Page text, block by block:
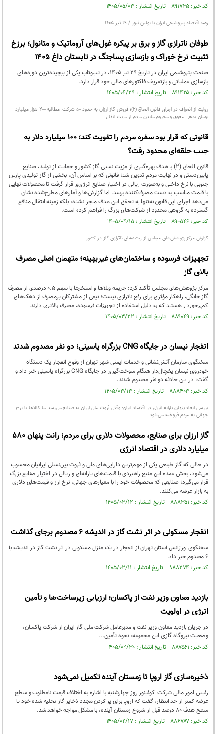
کد خبر: ۸۹۱۷۳۵ تاریخ انتشار : ۱۴۰۵/۰۵/۰۳
رصد اقتصاد پتروشیمی ایران با بولتن نیوز / ۲۹ تیر ۱۴۰۵
طوفان ناترازی گاز و برق بر پیکره غول‌های آروماتیک و متانول؛ برزخ
تثبیت نرخ خوراک و بازسازی پساجنگ در تابستان داغ ۱۴۰۵
صنعت پتروشیمی ایران در تاریخ ۲۹ تیر ۱۴۰۵، در تب‌وتاب یکی از پیچیده‌ترین دوره‌های
بازسازی عملیاتی و بازتعریف فاکتورهای مالی خود قرار دارد.
کد خبر: ۸۹۱۴۲۵ تاریخ انتشار : ۱۴۰۵/۰۴/۲۹
روایت از انحراف در اجرای قانون الحاق (۲)؛ فروش گاز ارزان به حدود ۵۰ شرکت، مطالبه ۲۰۰ هزار میلیارد
تومان بدهی معوق و محروم ماندن مردم از مزیت انفال
قانونی که قرار بود سفره مردم را تقویت کند؛ ۱۰۰ میلیارد دلار به
جیب حلقه‌ای محدود رفت؟
قانون الحاق (۲) با هدف بهره‌گیری از مزیت نسبی گاز کشور و حمایت از تولید، صنایع
پایین‌دستی و در نهایت مردم تدوین شد؛ قانونی که بر اساس آن، بخشی از گاز تولیدی پارس
جنوبی با نرخ داخلی و به‌صورت ریالی در اختیار صنایع انرژی‌بر قرار گرفت تا محصولات نهایی
با قیمت مناسب به دست مصرف‌کننده برسد. اما گزارش‌ها و آمارهای مطرح‌شده نشان
می‌دهد اجرای این قانون نه‌تنها به تحقق این هدف منجر نشده، بلکه زمینه انتقال منافع
گسترده به گروهی محدود از شرکت‌های بزرگ را فراهم کرده است.
کد خبر: ۸۹۰۵۴۶ تاریخ انتشار : ۱۴۰۵/۰۴/۱۵
گزارش مرکز پژوهش‌های مجلس از ریشه‌های ناترازی گاز در کشور
تجهیزات فرسوده و ساختمان‌های غیربهینه؛ متهمان اصلی مصرف
بالای گاز
مرکز پژوهش‌های مجلس تأکید کرد: جریمه ویلاها و استخرها با سهم ۰.۵ درصدی از مصرف
گاز خانگی، راهکار مؤثری برای رفع ناترازی نیست؛ نیمی از مشترکان پرمصرف از دهک‌های
کم‌برخوردار هستند که به دلیل استفاده از تجهیزات فرسوده، مصرف بالاتری دارند.
کد خبر: ۸۸۹۰۴۹ تاریخ انتشار : ۱۴۰۵/۰۳/۲۲
انفجار نیسان در جایگاه CNG بزرگراه یاسینی؛ دو نفر مصدوم شدند
سخنگوی سازمان آتش‌نشانی و خدمات ایمنی شهر تهران از وقوع انفجار یک دستگاه
خودروی نیسان یخچال‌دار هنگام سوخت‌گیری در جایگاه CNG بزرگراه یاسینی خبر داد و
گفت: در این حادثه دو نفر مصدوم شدند.
کد خبر: ۸۸۸۴۰۳ تاریخ انتشار : ۱۴۰۵/۰۳/۱۳
بررسی ابعاد پنهان یارانه انرژی در اقتصاد ایران؛ وقتی ثروت ملی ارزان به صنایع می‌رسد اما کالاها با نرخ
جهانی به مردم فروخته می‌شود
گاز ارزان برای صنایع، محصولات دلاری برای مردم؛ رانت پنهان ۵۸۰
میلیارد دلاری در اقتصاد انرژی
در حالی که گاز طبیعی یکی از مهم‌ترین دارایی‌های ملی و ثروت بین‌نسلی ایرانیان محسوب
می‌شود، بخش عمده این منبع راهبردی با قیمت‌های یارانه‌ای و ریالی در اختیار صنایع بزرگ
قرار می‌گیرد؛ صنایعی که محصولات خود را با معیارهای جهانی، نرخ ارز و قیمت‌های دلاری
به بازار عرضه می‌کنند.
کد خبر: ۸۸۸۳۵۱ تاریخ انتشار : ۱۴۰۵/۰۳/۱۲
انفجار مسکونی در اثر نشت گاز در اندیشه ۶ مصدوم برجای گذاشت‌
سخنگوی اورژانس استان تهران از انفجار در یک منزل مسکونی در اثر نشت گاز در اندیشه با
۶ مصدوم خبر داد.
کد خبر: ۸۸۸۲۷۴ تاریخ انتشار : ۱۴۰۵/۰۳/۱۱
بازدید معاون وزیر نفت از پاکسان؛ ارزیابی زیرساخت‌ها و تأمین
انرژی در اولویت
در جریان بازدید معاون وزیر نفت و مدیرعامل شرکت ملی گاز ایران از شرکت پاکسان،
وضعیت نیروگاه گازی این مجموعه، نحوه تأمین...
کد خبر: ۸۸۷۵۶۱ تاریخ انتشار : ۱۴۰۵/۰۲/۳۰
ذخیره‌سازی گاز اروپا تا زمستان آینده تکمیل نمی‌شود
رئیس امور مالی شرکت اکوئینور روز چهارشنبه با اشاره به اختلاف قیمت نامطلوب و سطح
عرضه کمتر از حد انتظار، گفت که اروپا برای پر کردن مجدد ذخایر گاز تخلیه شده خود تا
سطح هدف ۸۰ درصد قبل از شروع زمستان آینده، با مشکل مواجه خواهد شد.
کد خبر: ۸۸۶۷۸۷ تاریخ انتشار : ۱۴۰۵/۰۲/۱۷